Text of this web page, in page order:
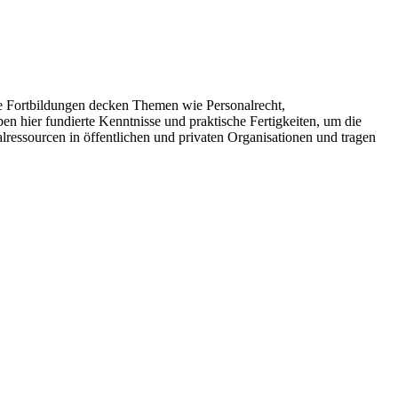
decken Themen wie Personalrecht,
hier fundierte Kenntnisse und praktische Fertigkeiten, um die
in öffentlichen und privaten Organisationen und tragen